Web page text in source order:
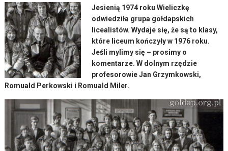
Jesienią 1974 roku Wieliczkę
odwiedziła grupa gołdapskich
licealistów. Wydaje się, że są to klasy,
które liceum kończyły w 1976 roku.
Jeśli mylimy się – prosimy o
komentarze. W dolnym rzędzie
profesorowie Jan Grzymkowski,
Romuald Perkowski i Romuald Miler.